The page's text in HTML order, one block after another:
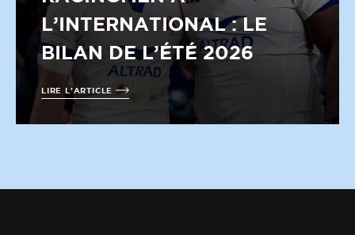
L’INTERNATIONAL : LE
BILAN DE L’ÉTÉ 2026
LIRE L'ARTICLE